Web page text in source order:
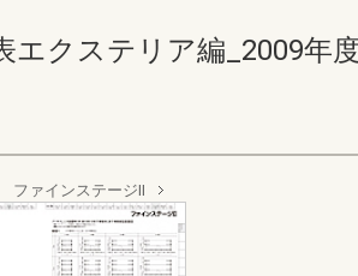
エクステリア編_2009年
ァインステージⅡ